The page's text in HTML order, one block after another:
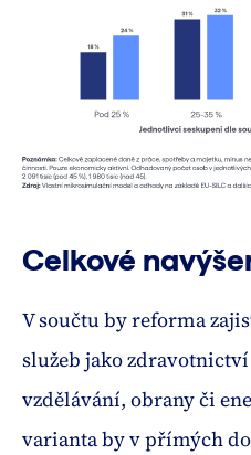
Celkové
V součtu by reforma
služeb jako
vzdělávání, obrany či
varianta by v přímých